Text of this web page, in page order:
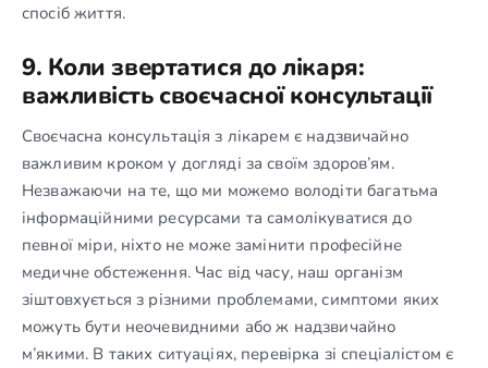
спосіб життя.
9. Коли звертатися до лікаря:
важливість своєчасної консультації
Своєчасна консультація з лікарем є надзвичайно
важливим кроком у догляді за своїм здоров’ям.
Незважаючи на те, що ми можемо володіти багатьма
інформаційними ресурсами та самолікуватися до
певної міри, ніхто не може замінити професійне
медичне обстеження. Час від часу, наш організм
зіштовхується з різними проблемами, симптоми яких
можуть бути неочевидними або ж надзвичайно
м’якими. В таких ситуаціях, перевірка зі спеціалістом є